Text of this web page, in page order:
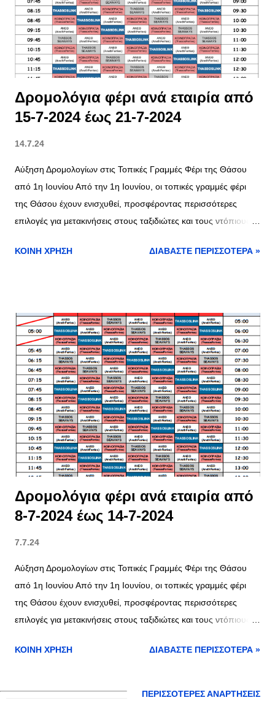
τοπικοί άνεμοι κλπ). Σύμφωνα με την 9/2024 Πυροσβεστική
Διάταξη, Υπουργική Απόφαση 21545 οικ. Φ.700.9/2024 - ΦΕΚ
2387/Β/22-4-2024, ( https://www.e-nomothesia.gr/kat-
pyrkagies-emprismoi-purosbestiko-soma/purosbestikes...
Δρομολόγια φέρι ανά εταιρία από
15-7-2024 έως 21-7-2024
14.7.24
Αύξηση Δρομολογίων στις Τοπικές Γραμμές Φέρι της Θάσου
από 1η Ιουνίου Από την 1η Ιουνίου, οι τοπικές γραμμές φέρι
της Θάσου έχουν ενισχυθεί, προσφέροντας περισσότερες
επιλογές για μετακινήσεις στους ταξιδιώτες και τους ντόπιους.
πιο άνετη και εύκολη, ιδιαίτερα κατά την καλοκαιρινή περίοδο.
δρομολόγιο από Λιμένα Θάσου: 05:00 Τελευταίο δρομολόγιο
από Λιμένα Θάσου: 23:00 Πρώτο δρομολόγιο από Κεραμωτή:
05:00 Τελευταίο δρομολόγιο από Κεραμωτή: 23:15 Αυτές οι
αυξημένες δυνατότητες μετακίνησης διευκολύνουν την
πρόσβαση στις όμορφες παραλίες και τα γραφικά τοπία της
Θάσου. Γραμμή Πρίνος - Καβάλα Τα δρομολόγια στη γραμμή
Πρίνος - Καβάλα αυξάνονται σε 10 ημερησίως, με 5 δρομολόγια
από τον Πρίνο και 5 από την Καβάλα. Πρώτο δρομολόγιο από
Πρίνο προς Καβάλα: 07:15 Τελευταίο δ...
ΚΟΙΝΉ ΧΡΉΣΗ ΔΙΑΒΆΣΤΕ ΠΕΡΙΣΣΌΤΕΡΑ »
Δρομολόγια φέρι ανά εταιρία από
8-7-2024 έως 14-7-2024
7.7.24
Αύξηση Δρομολογίων στις Τοπικές Γραμμές Φέρι της Θάσου
από 1η Ιουνίου Από την 1η Ιουνίου, οι τοπικές γραμμές φέρι
της Θάσου έχουν ενισχυθεί, προσφέροντας περισσότερες
επιλογές για μετακινήσεις στους ταξιδιώτες και τους ντόπιους.
πιο άνετη και εύκολη, ιδιαίτερα κατά την καλοκαιρινή περίοδο.
ΚΟΙΝΉ ΧΡΉΣΗ ΔΙΑΒΆΣΤΕ ΠΕΡΙΣΣΌΤΕΡΑ »
ΠΕΡΙΣΣΌΤΕΡΕΣ ΑΝΑΡΤΉΣΕΙΣ